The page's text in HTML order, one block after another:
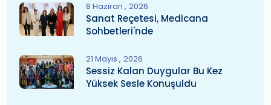
8 Haziran 2026
Sanat Reçetesi, Medicana
Sohbetleri'nde
21 Mayıs 2026
Sessiz Kalan Duygular Bu Kez
Yüksek Sesle Konuşuldu